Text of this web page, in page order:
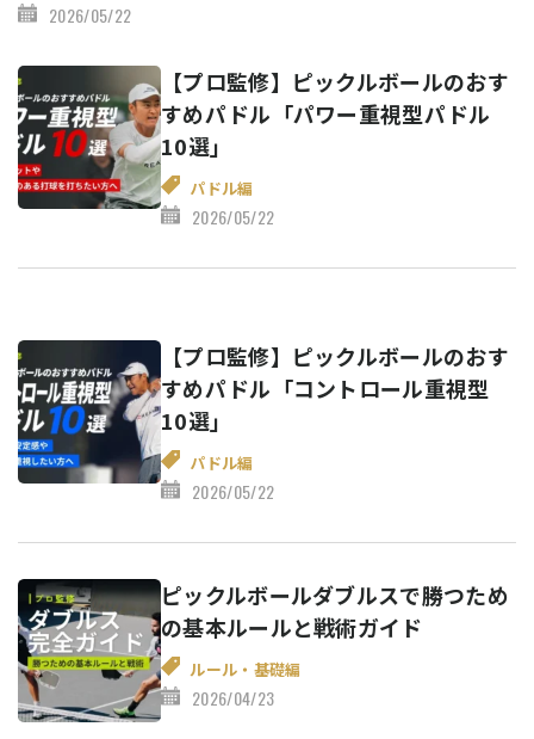
2026/05/22
【プロ監修】ピックルボールのおす
すめパドル「パワー重視型パドル
10選」
パドル編
2026/05/22
【プロ監修】ピックルボールのおす
すめパドル「コントロール重視型
10選」
パドル編
2026/05/22
ピックルボールダブルスで勝つため
の基本ルールと戦術ガイド
ルール・基礎編
2026/04/23